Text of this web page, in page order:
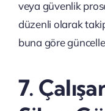
veya güvenlik
düzenli olarak
buna göre
7.